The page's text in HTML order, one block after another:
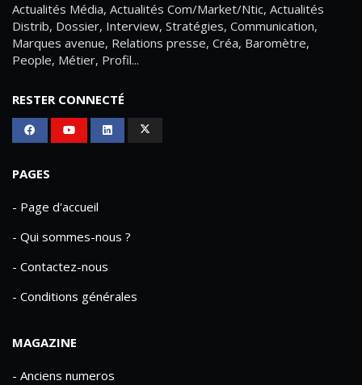
Actualités Média, Actualités Com/Market/Ntic, Actualités
Distrib, Dossier, Interview, Stratégies, Communication,
Marques avenue, Relations presse, Créa, Baromètre,
People, Métier, Profil...
RESTER CONNECTÉ
PAGES
- Page d'accueil
- Qui sommes-nous ?
- Contactez-nous
- Conditions générales
MAGAZINE
- Anciens numeros